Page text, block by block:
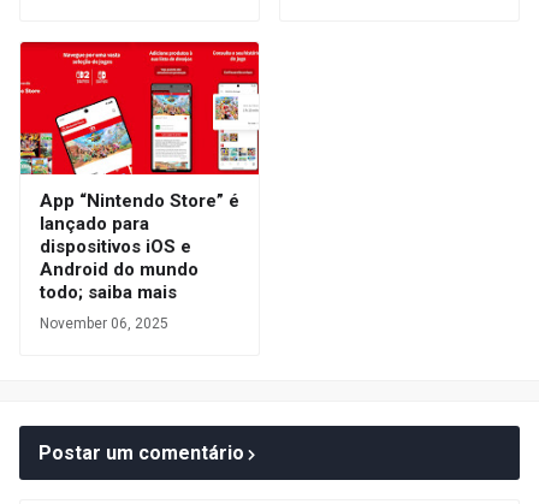
App “Nintendo Store” é
lançado para
dispositivos iOS e
Android do mundo
todo; saiba mais
November 06, 2025
Postar um comentário